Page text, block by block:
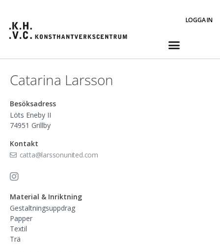
LOGGA IN
Catarina Larsson
Besöksadress
Löts Eneby II
74951 Grillby
Kontakt
catta@larssonunited.com
Material & Inriktning
Gestaltningsuppdrag
Papper
Textil
Trä